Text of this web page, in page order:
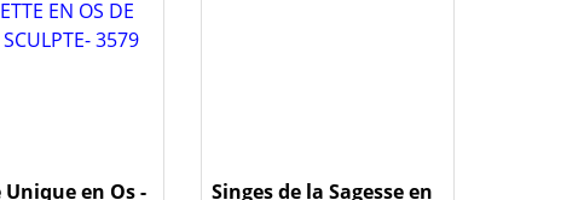
en Os -
Singes de la Sagesse en